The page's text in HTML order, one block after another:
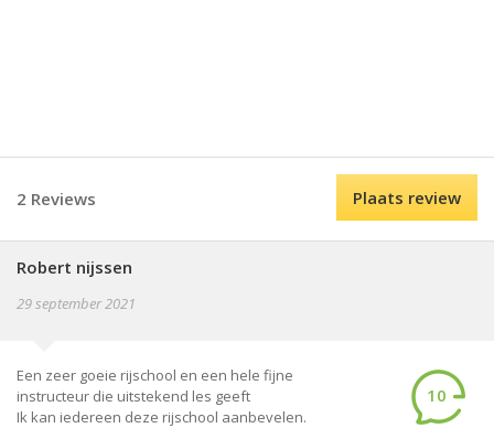
2 Reviews Plaats review
Robert nijssen
29 september 2021
Een zeer goeie rijschool en een hele fijne
instructeur die uitstekend les geeft
Ik kan iedereen deze rijschool aanbevelen.
10